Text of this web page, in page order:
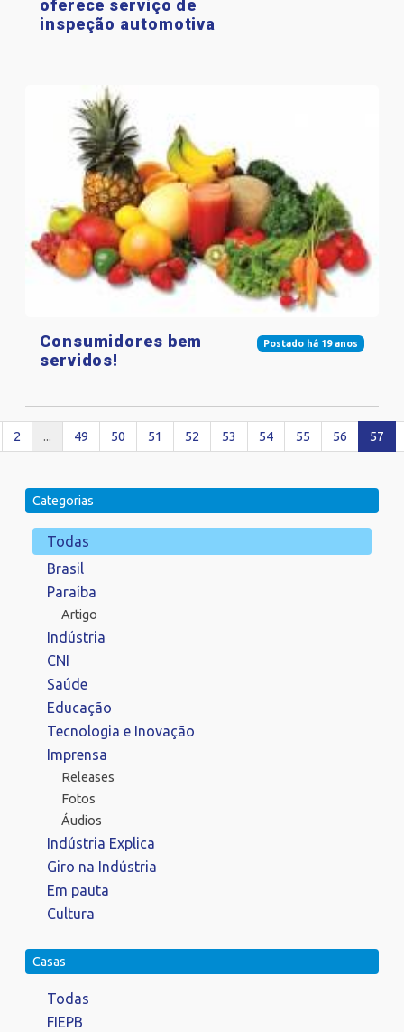
oferece serviço de
inspeção automotiva
Postado há 19 anos
Consumidores bem
servidos!
2 ... 49 50 51 52 53 54 55 56 57
Categorias
Todas
Brasil
Paraíba
Artigo
Indústria
CNI
Saúde
Educação
Tecnologia e Inovação
Imprensa
Releases
Fotos
Áudios
Indústria Explica
Giro na Indústria
Em pauta
Cultura
Casas
Todas
FIEPB